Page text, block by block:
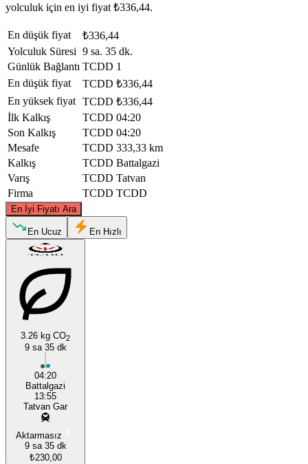
yolculuk için en iyi fiyat ₺336,44.
En düşük fiyat
₺336,44
Yolculuk Süresi 9 sa. 35 dk.
Günlük Bağlantı TCDD 1
En düşük fiyat
TCDD ₺336,44
En yüksek fiyat TCDD ₺336,44
İlk Kalkış
TCDD 04:20
Son Kalkış
TCDD 04:20
Mesafe
TCDD 333,33 km
Kalkış
TCDD Battalgazi
Varış
TCDD Tatvan
Firma
TCDD TCDD
En İyi Fiyatı Ara
Battalgazi
En Ucuz En Hızlı
3.26 kg CO2
9 sa 35 dk
04:20
Battalgazi
13:55
Tatvan Gar
Aktarmasız
9 sa 35 dk
₺230,00